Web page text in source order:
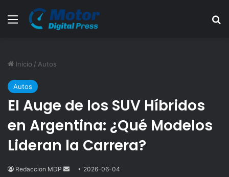
Menú
Inicio / Autos
Autos
El Auge de los SUV Híbridos
en Argentina: ¿Qué Modelos
Lideran la Carrera?
Redaccion MDP
Send2026-06-04